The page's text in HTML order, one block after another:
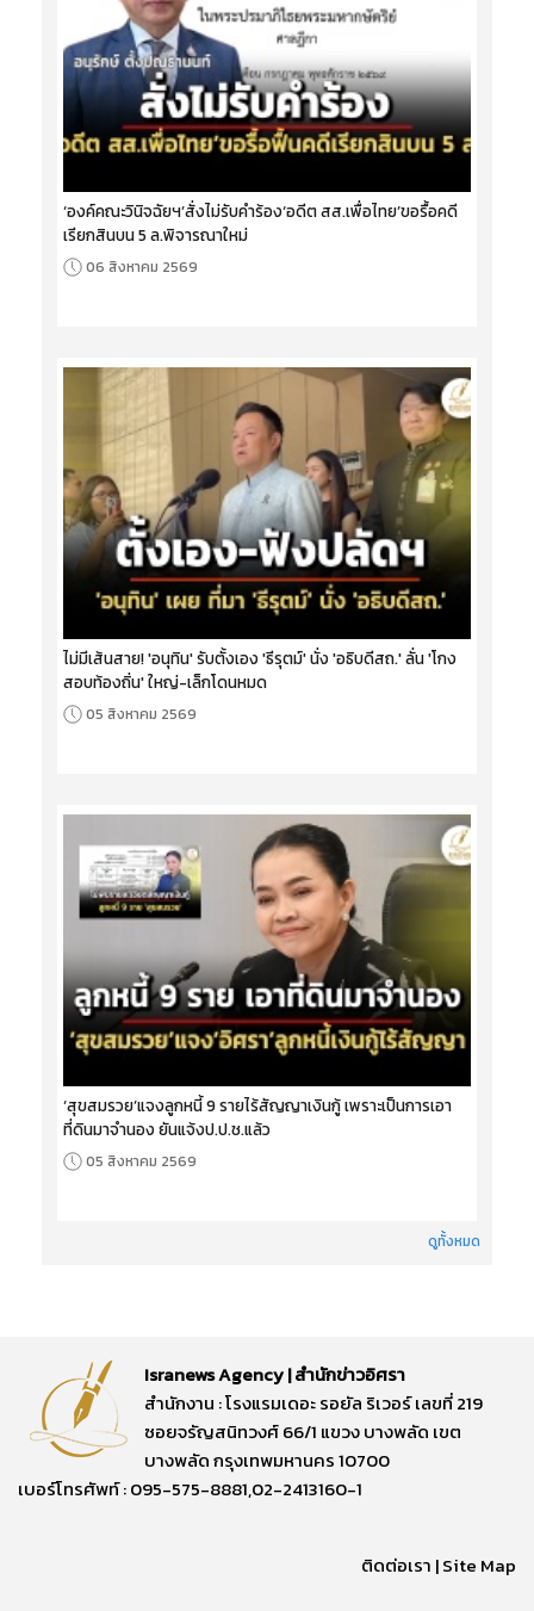
‘องค์คณะวินิจฉัยฯ’สั่งไม่รับคำร้อง‘อดีต สส.เพื่อไทย’ขอรื้อคดี
เรียกสินบน 5 ล.พิจารณาใหม่
06 สิงหาคม 2569
ไม่มีเส้นสาย! 'อนุทิน' รับตั้งเอง 'ธีรุตม์' นั่ง 'อธิบดีสถ.' ลั่น 'โกง
สอบท้องถิ่น' ใหญ่-เล็กโดนหมด
05 สิงหาคม 2569
‘สุขสมรวย’แจงลูกหนี้ 9 รายไร้สัญญาเงินกู้ เพราะเป็นการเอา
ที่ดินมาจำนอง ยันแจ้งป.ป.ช.แล้ว
05 สิงหาคม 2569
ดูทั้งหมด
Isranews Agency | สำนักข่าวอิศรา
สำนักงาน : โรงแรมเดอะ รอยัล ริเวอร์ เลขที่ 219
ซอยจรัญสนิทวงศ์ 66/1 แขวง บางพลัด เขต
บางพลัด กรุงเทพมหานคร 10700
เบอร์โทรศัพท์ : 095-575-8881,02-2413160-1
ติดต่อเรา |Site Map